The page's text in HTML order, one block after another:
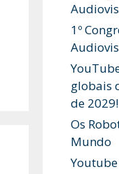
1º
globais
de 2029!
Os
Mundo